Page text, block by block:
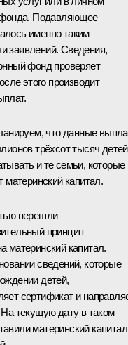
фонда. Подавляющее
именно таким
заявлений. Сведения,
фонд проверяет
этого производит
что данные
трёхсот тысяч
и те семьи, которые
материнский капитал.
перешли
принцип
материнский капитал.
сведений, которые
детей,
сертификат и
текущую дату в таком
материнский капитал